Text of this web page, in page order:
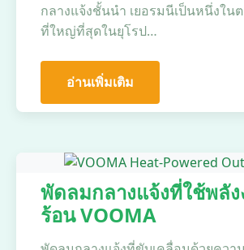
กลางแจ้งชั้นนำ เยอรมนีเป็นหนึ่งใน
ที่ใหญ่ที่สุดในยุโรป…
อ่านเพิ่มเติม
พัดลมกลางแจ้งที่ใช้พลั
ร้อน VOOMA